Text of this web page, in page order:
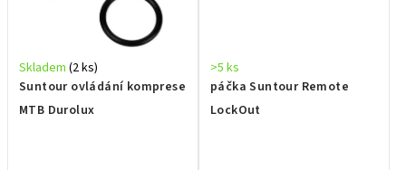
Suntour ovládání komprese
MTB Durolux
Skladem (2 ks)
páčka Suntour Remote
LockOut
>5 ks